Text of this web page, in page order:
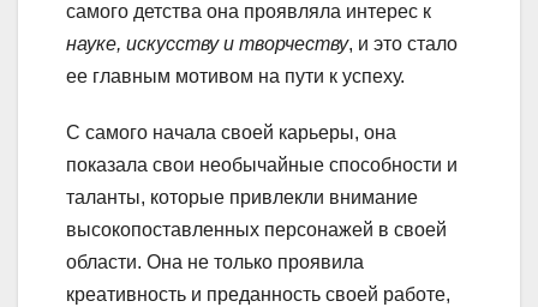
самого детства она проявляла интерес к
науке, искусству и творчеству, и это стало
ее главным мотивом на пути к успеху.
С самого начала своей карьеры, она
показала свои необычайные способности и
таланты, которые привлекли внимание
высокопоставленных персонажей в своей
области. Она не только проявила
креативность и преданность своей работе,